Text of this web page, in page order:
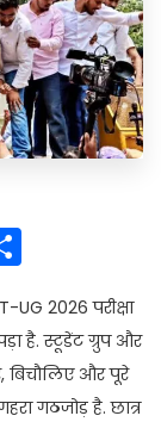
UG 2026 परीक्षा
है. स्टूडेंट ग्रुप और
और पूरे
गठजोड़ है. छात्र